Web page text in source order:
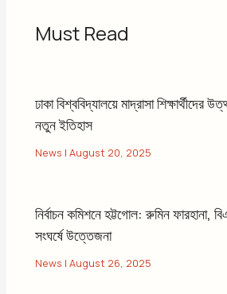
Must Read
ঢাকা বিশ্ববিদ্যালয়ে মাদ্রাসা শিক্ষার্থীদের
নতুন ইতিহাস
News |August 20, 2025
নির্বাচন কমিশনে হট্টগোল: রুমিন ফারহানা,
সংঘর্ষে উত্তেজনা
News |August 26, 2025